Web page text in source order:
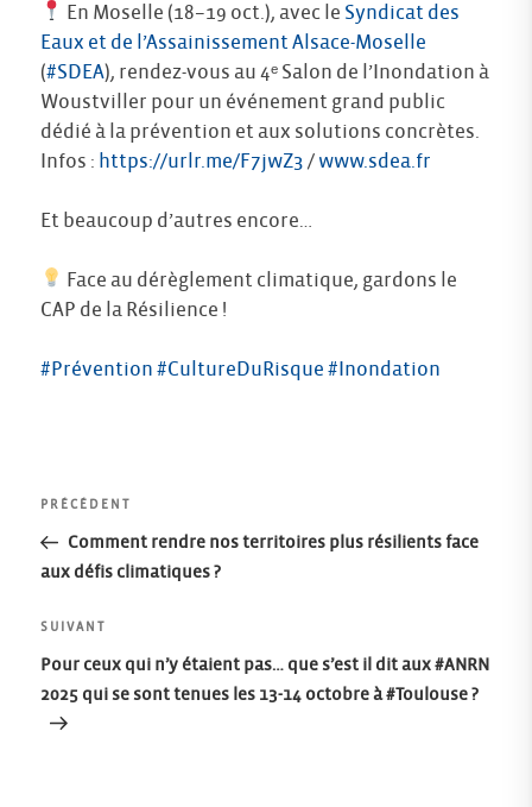
En Moselle (18–19 oct.), avec le Syndicat des
Eaux et de l’Assainissement Alsace-Moselle
(#SDEA), rendez-vous au 4ᵉ Salon de l’Inondation à
Woustviller pour un événement grand public
dédié à la prévention et aux solutions concrètes.
Infos : https://urlr.me/F7jwZ3 / www.sdea.fr
Et beaucoup d’autres encore…
Face au dérèglement climatique, gardons le
CAP de la Résilience !
#Prévention #CultureDuRisque #Inondation
Navigation
de
l’article
Article
précédent
PRÉCÉDENT
Comment rendre nos territoires plus résilients face
aux défis climatiques ?
Article
suivant
SUIVANT
Pour ceux qui n’y étaient pas… que s’est il dit aux #ANRN
2025 qui se sont tenues les 13-14 octobre à #Toulouse ?